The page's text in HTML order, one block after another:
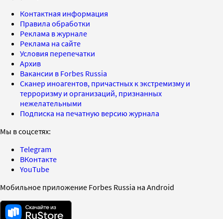
Контактная информация
Правила обработки
Реклама в журнале
Реклама на сайте
Условия перепечатки
Архив
Вакансии в Forbes Russia
Сканер иноагентов, причастных к экстремизму и
терроризму и организаций, признанных
нежелательными
Подписка на печатную версию журнала
Мы в соцсетях:
Telegram
ВКонтакте
YouTube
Мобильное приложение Forbes Russia на Android